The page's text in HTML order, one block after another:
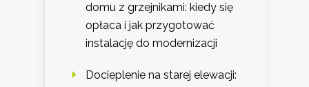
domu z grzejnikami: kiedy się
opłaca i jak przygotować
instalację do modernizacji
Docieplenie na starej elewacji: